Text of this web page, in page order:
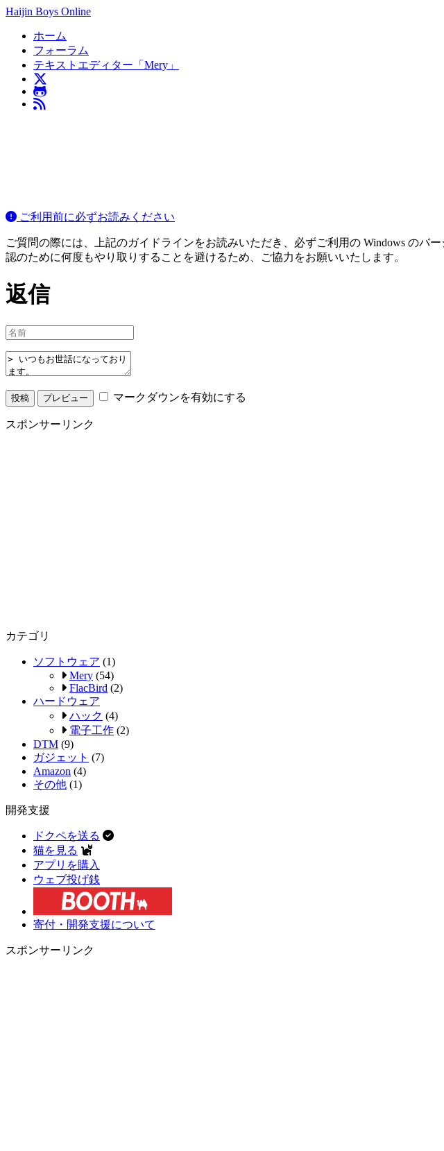
Haijin Boys Online
ホーム
フォーラム
テキストエディター「Mery」
ご利用前に必ずお読みください
ご質問の際には、上記のガイドラインをお読みいただき、必ずご利用の Windows の
認のために何度もやり取りすることを避けるため、ご協力をお願いいたします。
返信
マークダウンを有効にする
スポンサーリンク
カテゴリ
ソフトウェア (1)
Mery (54)
FlacBird (2)
ハードウェア
ハック (4)
電子工作 (2)
DTM (9)
ガジェット (7)
Amazon (4)
その他 (1)
開発支援
ドクペを送る
猫を見る
アプリを購入
ウェブ投げ銭
寄付・開発支援について
スポンサーリンク